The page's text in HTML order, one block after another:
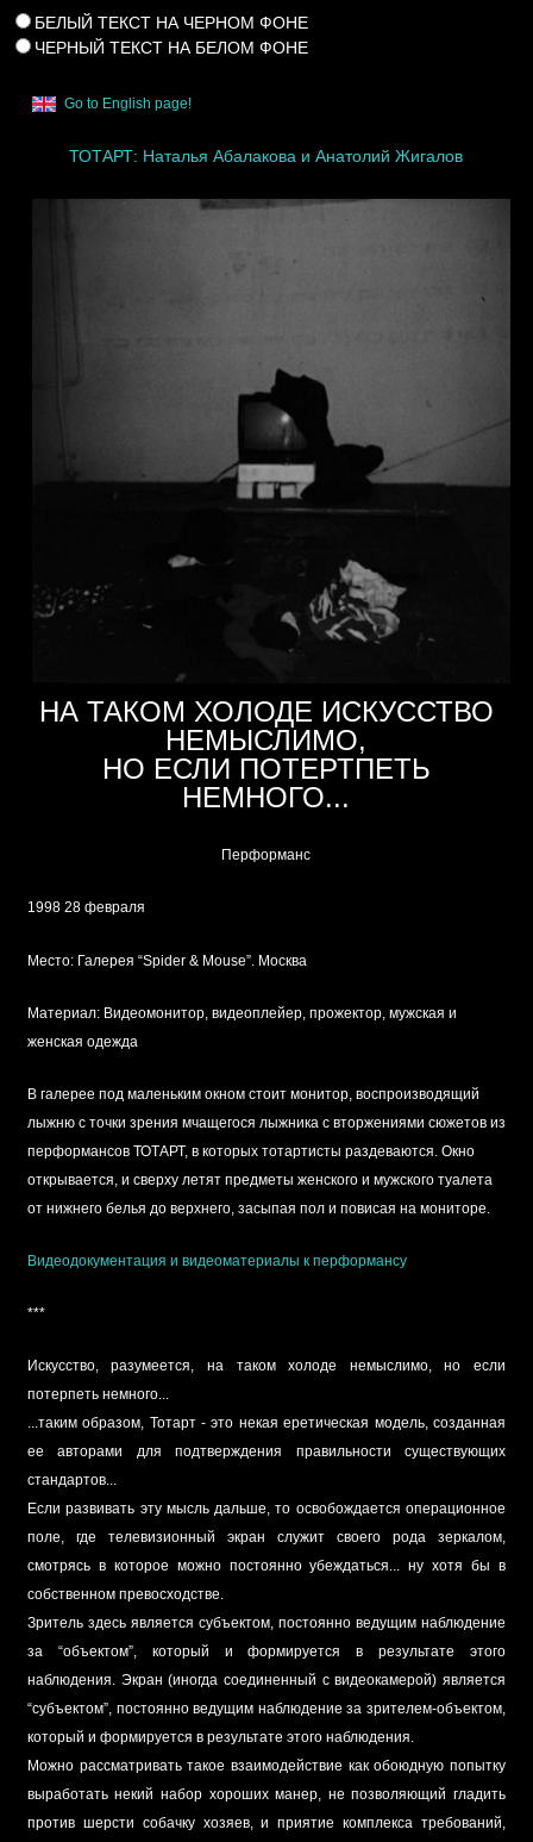
БЕЛЫЙ ТЕКСТ НА ЧЕРНОМ ФОНЕ
ЧЕРНЫЙ ТЕКСТ НА БЕЛОМ ФОНЕ
Go to English page!
ТОТАРТ: Наталья Абалакова и Анатолий Жигалов
НА ТАКОМ ХОЛОДЕ ИСКУССТВО
НЕМЫСЛИМО,
НО ЕСЛИ ПОТЕРТПЕТЬ
НЕМНОГО...
Перформанс
1998 28 февраля
Место: Галерея “Spider & Mouse”. Москва
Материал: Видеомонитор, видеоплейер, прожектор, мужская и
женская одежда
В галерее под маленьким окном стоит монитор, воспроизводящий
лыжню с точки зрения мчащегося лыжника с вторжениями сюжетов из
перформансов ТОТАРТ, в которых тотартисты раздеваются. Окно
открывается, и сверху летят предметы женского и мужского туалета
от нижнего белья до верхнего, засыпая пол и повисая на мониторе.
Видеодокументация и видеоматериалы к перформансу
***
Искусство, разумеется, на таком холоде немыслимо, но если
потерпеть немного...
...таким образом, Тотарт - это некая еретическая модель, созданная
ее авторами для подтверждения правильности существующих
стандартов...
Если развивать эту мысль дальше, то освобождается операционное
поле, где телевизионный экран служит своего рода зеркалом,
смотрясь в которое можно постоянно убеждаться... ну хотя бы в
собственном превосходстве.
Зритель здесь является субъектом, постоянно ведущим наблюдение
за “объектом”, который и формируется в результате этого
наблюдения. Экран (иногда соединенный с видеокамерой) является
“субъектом”, постоянно ведущим наблюдение за зрителем-объектом,
который и формируется в результате этого наблюдения.
Можно рассматривать такое взаимодействие как обоюдную попытку
выработать некий набор хороших манер, не позволяющий гладить
против шерсти собачку хозяев, и приятие комплекса требований,